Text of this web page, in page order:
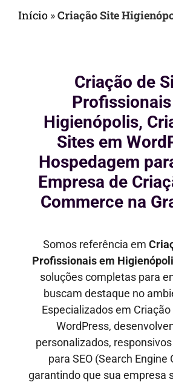
Início »Criação Site
Criação de
Higienópolis,
Sites em
Hospedagem
Empresa de
Commerce na
Somos referência em
Profissionais em
soluções completas para
buscam destaque no
Especializados em
WordPress,
personalizados,
para SEO (Search Engine
garantindo que sua empresa